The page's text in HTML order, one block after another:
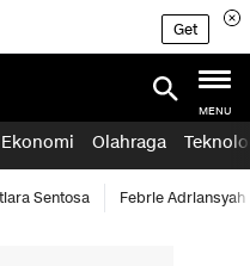
Get
MENU
Ekonomi Olahraga
Sentosa Febrie Adriansyah